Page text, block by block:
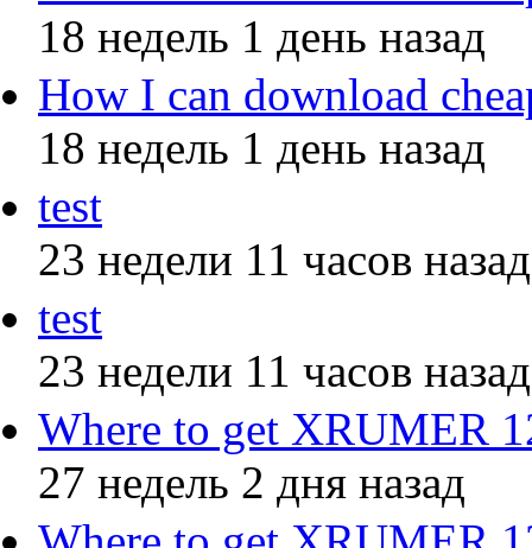
18 недель 1 день назад
How I can download
18 недель 1 день назад
test
23 недели 11 часов назад
test
23 недели 11 часов назад
Where to get XRUMER
27 недель 2 дня назад